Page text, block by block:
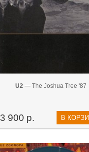
U2 — The Joshua Tree '87
3 900 р. В